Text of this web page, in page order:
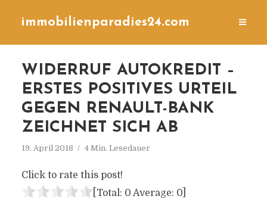
immobilienparadies24.com
WIDERRUF AUTOKREDIT –
ERSTES POSITIVES URTEIL
GEGEN RENAULT-BANK
ZEICHNET SICH AB
19. April 2018 4 Min. Lesedauer
Click to rate this post!
[Total: 0 Average: 0]